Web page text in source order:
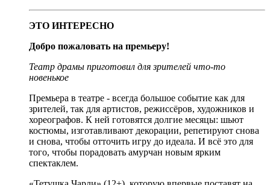
ЭТО ИНТЕРЕСНО
Добро пожаловать на премьеру!
Театр драмы приготовил для зрителей что-то
новенькое
Премьера в театре - всегда большое событие как для
зрителей, так для артистов, режиссёров, художников и
хореографов. К ней готовятся долгие месяцы: шьют
костюмы, изготавливают декорации, репетируют снова
и снова, чтобы отточить игру до идеала. И всё это для
того, чтобы порадовать амурчан новым ярким
спектаклем.